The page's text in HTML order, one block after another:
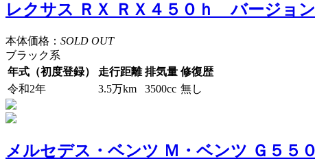
レクサス ＲＸ ＲＸ４５０ｈ バージ
本体価格： SOLD OUT
ブラック系
年式（初度登録）
走行距離 排気量 修復歴
令和2年
3.5万km 3500cc 無し
メルセデス・ベンツ Ｍ・ベンツ Ｇ